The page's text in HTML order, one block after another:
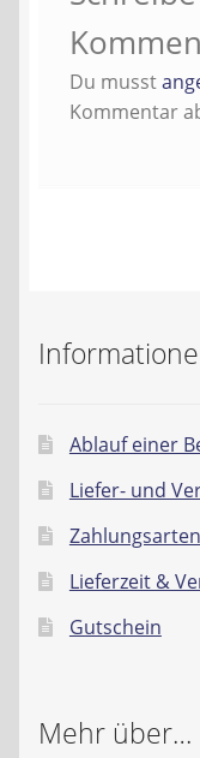
AGBDu musst
Kommentar
Ablauf einer
Liefer- und
Zahlungsarten
Lieferzeit &
Gutschein
Mehr über…